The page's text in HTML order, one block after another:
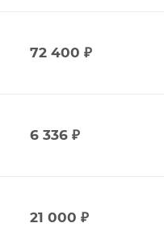
72 400 ₽
6 336 ₽
21 000 ₽